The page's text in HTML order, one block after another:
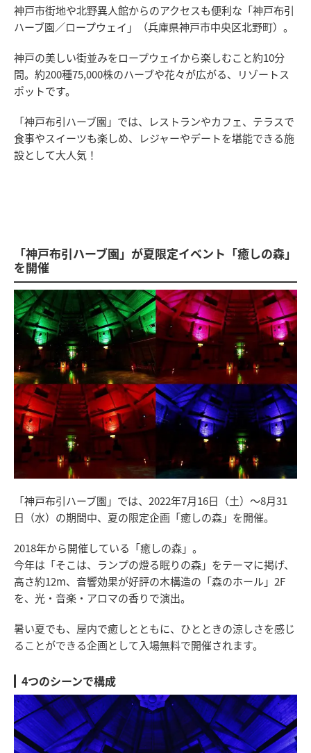
神戸市街地や北野異人館からのアクセスも便利な「神戸布引
ハーブ園／ロープウェイ」（兵庫県神戸市中央区北野町）。
神戸の美しい街並みをロープウェイから楽しむこと約10分
間。約200種75,000株のハーブや花々が広がる、リゾートス
ポットです。
「神戸布引ハーブ園」では、レストランやカフェ、テラスで
食事やスイーツも楽しめ、レジャーやデートを堪能できる施
設として大人気！
「神戸布引ハーブ園」が夏限定イベント「癒しの森」
を開催
「神戸布引ハーブ園」では、2022年7月16日（土）～8月31
日（水）の期間中、夏の限定企画「癒しの森」を開催。
2018年から開催している「癒しの森」。
今年は「そこは、ランプの燈る眠りの森」をテーマに掲げ、
高さ約12m、音響効果が好評の木構造の「森のホール」2F
を、光・音楽・アロマの香りで演出。
暑い夏でも、屋内で癒しとともに、ひとときの涼しさを感じ
ることができる企画として入場無料で開催されます。
4つのシーンで構成